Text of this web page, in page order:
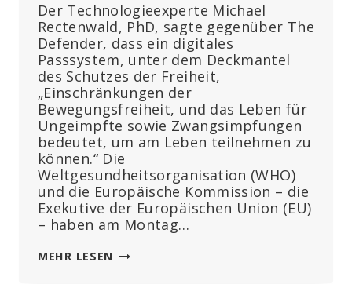
Der Technologieexperte Michael
Rectenwald, PhD, sagte gegenüber The
Defender, dass ein digitales
Passsystem, unter dem Deckmantel
des Schutzes der Freiheit,
„Einschränkungen der
Bewegungsfreiheit, und das Leben für
Ungeimpfte sowie Zwangsimpfungen
bedeutet, um am Leben teilnehmen zu
können.“ Die
Weltgesundheitsorganisation (WHO)
und die Europäische Kommission – die
Exekutive der Europäischen Union (EU)
– haben am Montag…
MEHR LESEN „TODESURTEIL